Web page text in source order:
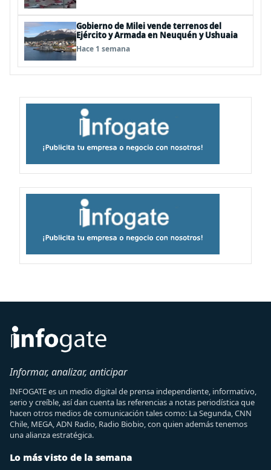
Gobierno de Milei vende terrenos del
Ejército y Armada en Neuquén y Ushuaia
Hace 1 semana
Informar, analizar, anticipar
INFOGATE es un medio digital de prensa independiente, informativo,
serio y creíble, así dan cuenta las referencias a notas periodística que
hacen otros medios de comunicación tales como: La Segunda, CNN
Chile, MEGA, ADN Radio, Radio Biobio, con quien además tenemos
una alianza estratégica.
Lo más visto de la semana